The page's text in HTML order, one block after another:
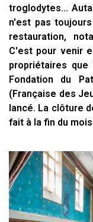
troglodytes...
n'est pas
restauration,
C'est pour venir
propriétaires
Fondation du
(Française des
lancé. La clôture
fait à la fin du